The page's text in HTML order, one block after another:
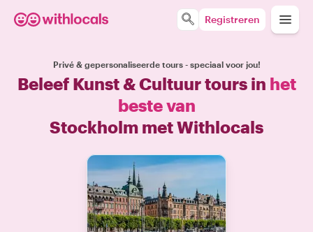
Registreren
Privé & gepersonaliseerde tours - speciaal voor jou!
Beleef Kunst & Cultuur tours in het
beste van
Stockholm met Withlocals